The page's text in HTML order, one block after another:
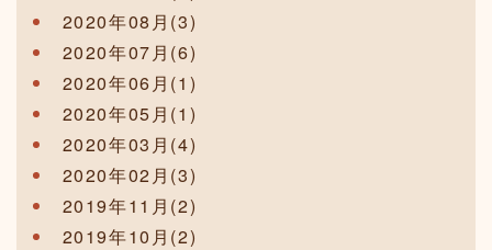
2020年08月(3)
2020年07月(6)
2020年06月(1)
2020年05月(1)
2020年03月(4)
2020年02月(3)
2019年11月(2)
2019年10月(2)